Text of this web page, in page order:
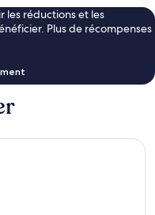
les réductions et les
Plus de récompenses